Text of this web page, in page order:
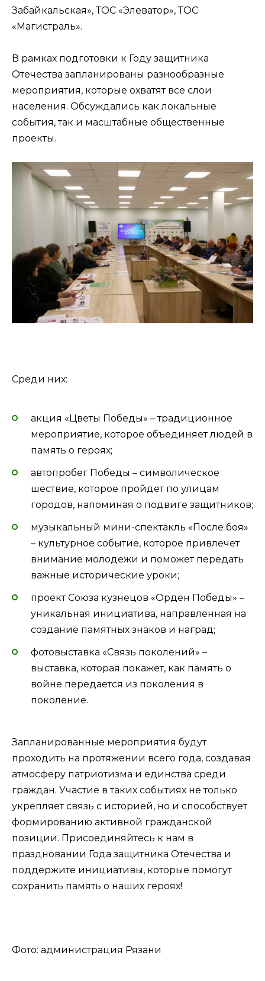
Забайкальская», ТОС «Элеватор», ТОС
«Магистраль».
В рамках подготовки к Году защитника
Отечества запланированы разнообразные
мероприятия, которые охватят все слои
населения. Обсуждались как локальные
события, так и масштабные общественные
проекты.
Среди них:
акция «Цветы Победы» – традиционное
мероприятие, которое объединяет людей в
память о героях;
автопробег Победы – символическое
шествие, которое пройдет по улицам
городов, напоминая о подвиге защитников;
музыкальный мини-спектакль «После боя»
– культурное событие, которое привлечет
внимание молодежи и поможет передать
важные исторические уроки;
проект Союза кузнецов «Орден Победы» –
уникальная инициатива, направленная на
создание памятных знаков и наград;
фотовыставка «Связь поколений» –
выставка, которая покажет, как память о
войне передается из поколения в
поколение.
Запланированные мероприятия будут
проходить на протяжении всего года, создавая
атмосферу патриотизма и единства среди
граждан. Участие в таких событиях не только
укрепляет связь с историей, но и способствует
формированию активной гражданской
позиции. Присоединяйтесь к нам в
праздновании Года защитника Отечества и
поддержите инициативы, которые помогут
сохранить память о наших героях!
Фото: администрация Рязани